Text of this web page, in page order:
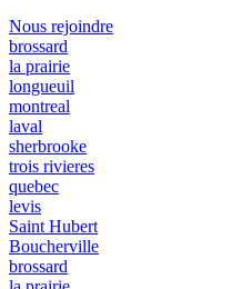
Nous rejoindre
brossard
la prairie
longueuil
montreal
laval
sherbrooke
trois rivieres
quebec
levis
Saint Hubert
Boucherville
brossard